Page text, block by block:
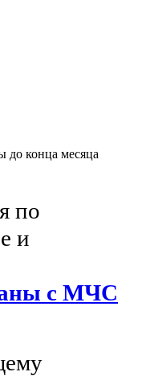
до конца месяца
по
и
с МЧС